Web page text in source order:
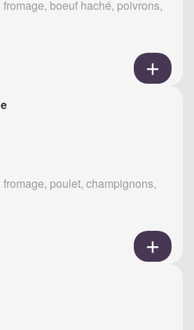
boeuf haché, poivrons,
poulet, champignons,